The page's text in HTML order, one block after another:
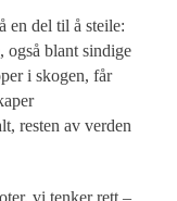
en del til å steile:
også blant sindige
i skogen, får
resten av verden